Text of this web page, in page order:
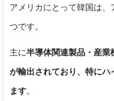
アメリカにとって韓国は
つです。
主に半導体関連製品・産
が輸出されており、特にハ
ます。